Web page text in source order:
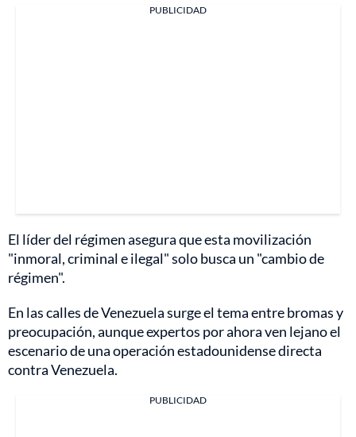
PUBLICIDAD
El líder del régimen asegura que esta movilización
"inmoral, criminal e ilegal" solo busca un "cambio de
régimen".
En las calles de Venezuela surge el tema entre bromas y
preocupación, aunque expertos por ahora ven lejano el
escenario de una operación estadounidense directa
contra Venezuela.
PUBLICIDAD